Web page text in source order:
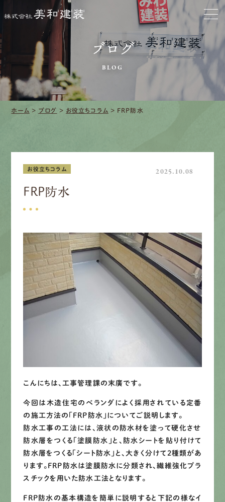
会社をきれいに
クリーニング
施工事例
口コミ・レビュー紹介
採用情報
先輩インタビュー
エントリー
有 いたします!!
0120-44-2605
営業時間 8:00−18:00 ｜
定休日 日曜・祝日
Webお問い合わせ
LINEでお手軽相談
ブログ
BLOG
ホーム > ブログ > お役立ちコラム > FRP防水
お役立ちコラム 2025.10.08
FRP防水
こんにちは、工事管理課の末廣です。
今回は木造住宅のベランダによく採用されている定番
の施工方法の「FRP防水」についてご説明します。
防水工事の工法には、液状の防水材を塗って硬化させ
防水層をつくる「塗膜防水」と、防水シートを貼り付けて
防水層をつくる「シート防水」と、大きく分けて2種類があ
ります。FRP防水は塗膜防水に分類され、繊維強化プラ
スチックを用いた防水工法となります。
FRP防水の基本構造を簡単に説明すると下記の様なイ